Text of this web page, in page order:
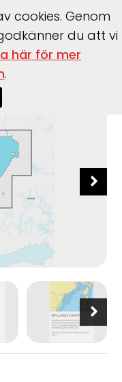
Regular
cookies. Genom
du att vi
här för mer
.